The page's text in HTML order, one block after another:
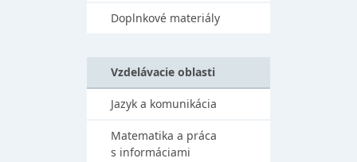
Doplnkové materiály
Vzdelávacie oblasti
Jazyk a komunikácia
Matematika a práca
s informáciami